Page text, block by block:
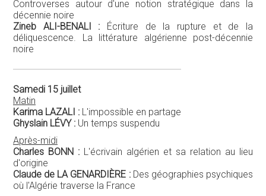
Controverses autour d'une notion stratégique dans la
décennie noire
Zineb ALI-BENALI : Écriture de la rupture et de la
déliquescence. La littérature algérienne post-décennie
noire
Samedi 15 juillet
Matin
Karima LAZALI : L'impossible en partage
Ghyslain LÉVY : Un temps suspendu
Après-midi
Charles BONN : L'écrivain algérien et sa relation au lieu
d'origine
Claude de LA GENARDIÈRE :Des géographies psychiques
où l'Algérie traverse la France